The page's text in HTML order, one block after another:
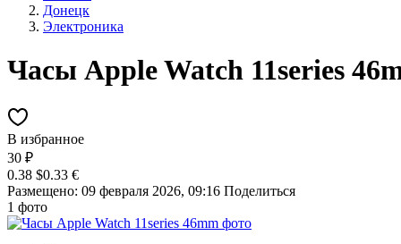
Донецк
Электроника
Часы Apple Watch 11series
В избранное
30 ₽
0.38 $0.33 €
Размещено: 09 февраля 2026, 09:16 Поделиться
1 фото